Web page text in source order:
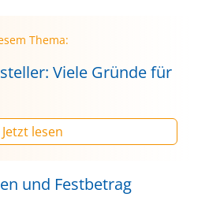
Thema:
Viele Gründe für
Jetzt lesen
und Festbetrag